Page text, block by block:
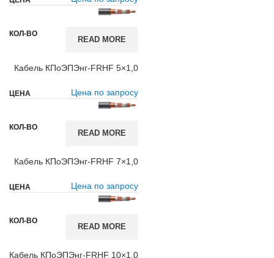
READ MORE
Кабель КПоЭПЭнг-FRHF 5×1,0
Цена по запросу
READ MORE
Кабель КПоЭПЭнг-FRHF 7×1,0
Цена по запросу
READ MORE
Кабель КПоЭПЭнг-FRHF 10×1,0